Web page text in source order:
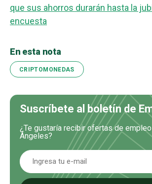
que sus ahorros durarán hasta la
encuesta
En esta nota
CRIPTOMONEDAS
Suscríbete al boletín de
¿Te gustaría recibir ofertas de
Ángeles?